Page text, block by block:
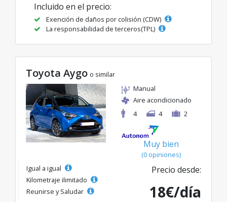
Incluido en el precio:
Exención de daños por colisión (CDW)
La responsabilidad de terceros(TPL)
Toyota Aygo o similar
Manual
Aire acondicionado
4
4 2
Muy bien
(0 opiniones)
Igual a igual
Kilometraje ilimitado
Reunirse y Saludar
Precio desde:
18€/día